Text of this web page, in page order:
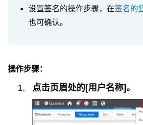
设置签名的操作步骤，在签名的
也可确认。
操作步骤：
点击页眉处的[用户名称]。